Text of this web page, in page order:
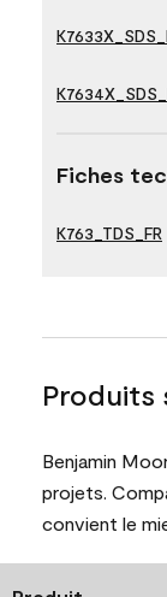
Fiches
K763_TDS_FR
Produits
Benjamin
projets.
convient le